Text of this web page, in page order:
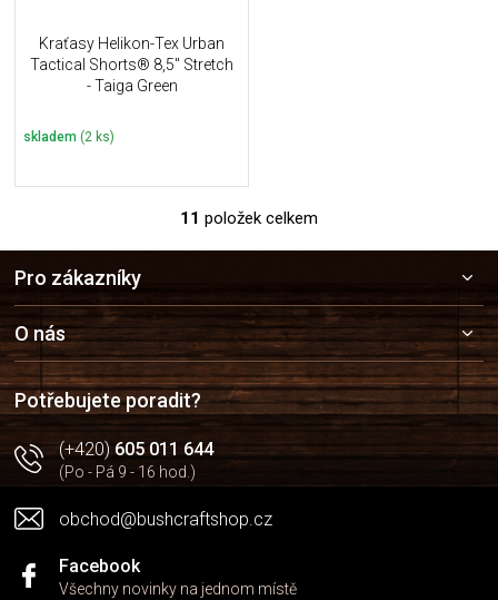
Kraťasy Helikon-Tex Urban
Tactical Shorts® 8,5" Stretch
- Taiga Green
skladem (2 ks)
O
v
d
a
c
í
p
r
k
y
ý
s
11 položek celkem
a
t
í
Pro zákazníky
O nás
Potřebujete poradit?
(+420)605 011 644
(Po - Pá 9 - 16 hod.)
obchod@bushcraftshop.cz
Facebook
Všechny novinky na jednom místě